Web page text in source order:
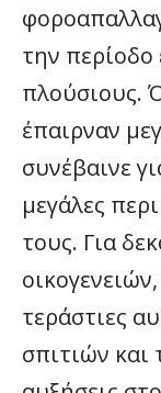
την περίοδο
πλούσιους.
έπαιρναν
συνέβαινε
μεγάλες
τους. Για
τεράστιες
σπιτιών και